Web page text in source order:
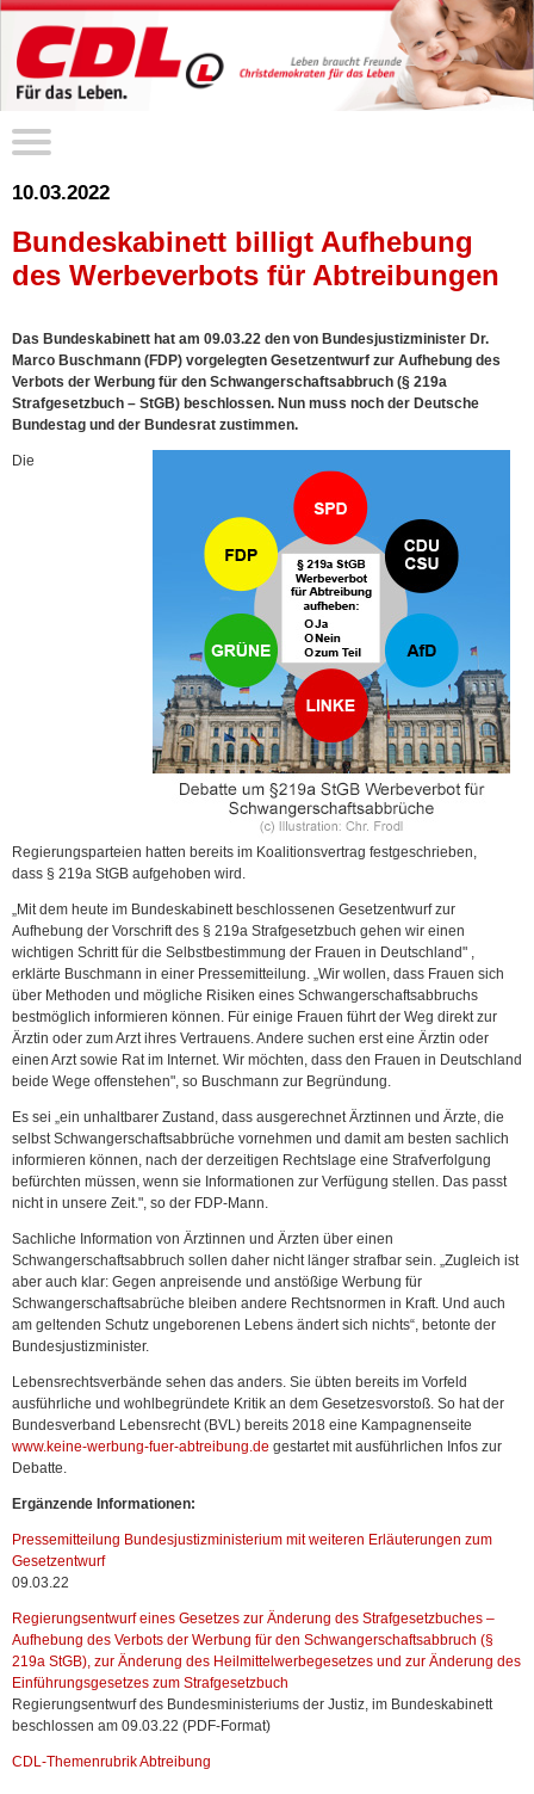
10.03.2022
Bundeskabinett billigt Aufhebung
des Werbeverbots für Abtreibungen
Das Bundeskabinett hat am 09.03.22 den von Bundesjustizminister Dr.
Marco Buschmann (FDP) vorgelegten Gesetzentwurf zur Aufhebung des
Verbots der Werbung für den Schwangerschaftsabbruch (§ 219a
Strafgesetzbuch – StGB) beschlossen. Nun muss noch der Deutsche
Bundestag und der Bundesrat zustimmen.
Die
Regierungsparteien hatten bereits im Koalitionsvertrag festgeschrieben,
dass § 219a StGB aufgehoben wird.
„Mit dem heute im Bundeskabinett beschlossenen Gesetzentwurf zur
Aufhebung der Vorschrift des § 219a Strafgesetzbuch gehen wir einen
wichtigen Schritt für die Selbstbestimmung der Frauen in Deutschland" ,
erklärte Buschmann in einer Pressemitteilung. „Wir wollen, dass Frauen sich
über Methoden und mögliche Risiken eines Schwangerschaftsabbruchs
bestmöglich informieren können. Für einige Frauen führt der Weg direkt zur
Ärztin oder zum Arzt ihres Vertrauens. Andere suchen erst eine Ärztin oder
einen Arzt sowie Rat im Internet. Wir möchten, dass den Frauen in Deutschland
beide Wege offenstehen", so Buschmann zur Begründung.
Es sei „ein unhaltbarer Zustand, dass ausgerechnet Ärztinnen und Ärzte, die
selbst Schwangerschaftsabbrüche vornehmen und damit am besten sachlich
informieren können, nach der derzeitigen Rechtslage eine Strafverfolgung
befürchten müssen, wenn sie Informationen zur Verfügung stellen. Das passt
nicht in unsere Zeit.", so der FDP-Mann.
Sachliche Information von Ärztinnen und Ärzten über einen
Schwangerschaftsabbruch sollen daher nicht länger strafbar sein. „Zugleich ist
aber auch klar: Gegen anpreisende und anstößige Werbung für
Schwangerschaftsabrüche bleiben andere Rechtsnormen in Kraft. Und auch
am geltenden Schutz ungeborenen Lebens ändert sich nichts“, betonte der
Bundesjustizminister.
Lebensrechtsverbände sehen das anders. Sie übten bereits im Vorfeld
ausführliche und wohlbegründete Kritik an dem Gesetzesvorstoß. So hat der
Bundesverband Lebensrecht (BVL) bereits 2018 eine Kampagnenseite
www.keine-werbung-fuer-abtreibung.de gestartet mit ausführlichen Infos zur
Debatte.
Ergänzende Informationen:
Pressemitteilung Bundesjustizministerium mit weiteren Erläuterungen zum
Gesetzentwurf
09.03.22
Regierungsentwurf eines Gesetzes zur Änderung des Strafgesetzbuches –
Aufhebung des Verbots der Werbung für den Schwangerschaftsabbruch (§
219a StGB), zur Änderung des Heilmittelwerbegesetzes und zur Änderung des
Einführungsgesetzes zum Strafgesetzbuch
Regierungsentwurf des Bundesministeriums der Justiz, im Bundeskabinett
beschlossen am 09.03.22 (PDF-Format)
CDL-Themenrubrik Abtreibung